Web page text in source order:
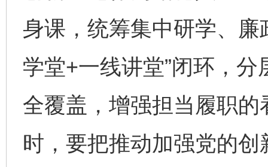
身课，统筹集中研学、
学堂+一线讲堂”闭环，
全覆盖，增强担当履职
时，要把推动加强党的